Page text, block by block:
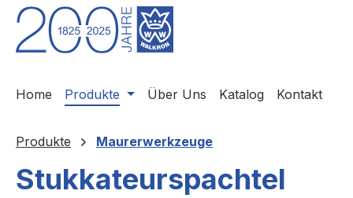
Hauptinhalt springen
Zur Suche springen
Zur Hauptnavigation springen
Home Produkte Über Uns Katalog Kontakt
Produkte Maurerwerkzeuge
Stukkateurspachtel